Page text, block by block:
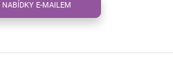
NABÍDKY E-MAILEM